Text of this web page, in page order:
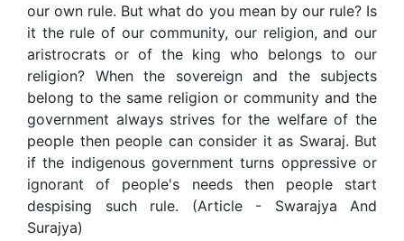
our own rule. But what do you mean by our rule? Is
it the rule of our community, our religion, and our
aristrocrats or of the king who belongs to our
religion? When the sovereign and the subjects
belong to the same religion or community and the
government always strives for the welfare of the
people then people can consider it as Swaraj. But
if the indigenous government turns oppressive or
ignorant of people's needs then people start
despising such rule. (Article - Swarajya And
Surajya)